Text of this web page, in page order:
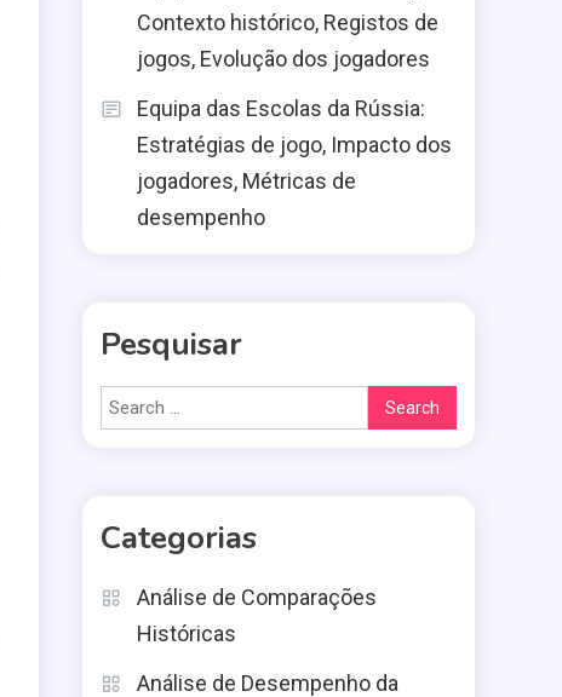
Contexto histórico, Registos de
jogos, Evolução dos jogadores
Equipa das Escolas da Rússia:
Estratégias de jogo, Impacto dos
jogadores, Métricas de
desempenho
Pesquisar
Search
for:
Categorias
Análise de Comparações
Históricas
Análise de Desempenho da